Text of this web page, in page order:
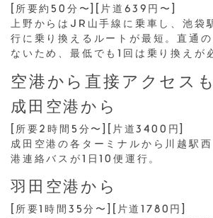
[所要約50分〜][片道639円〜]
上野からはJR山手線に乗車し、池袋
行に乗り換えるルートが最短。直通
ないため、最低でも1回は乗り換えが
空港から直接アクセス
成田空港から
[所要2時間5分〜][片道3400円]
成田空港の各ターミナルから川越駅
港連絡バスが1日10便運行。
羽田空港から
[所要1時間35分〜][片道1780円]